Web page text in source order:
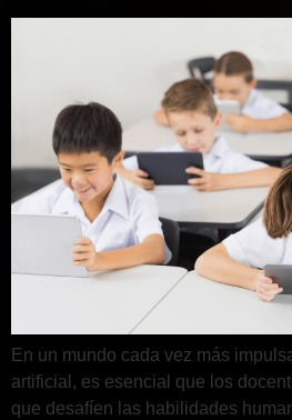
En un mundo cada vez más
artificial, es esencial que los
que desafíen las habilidades